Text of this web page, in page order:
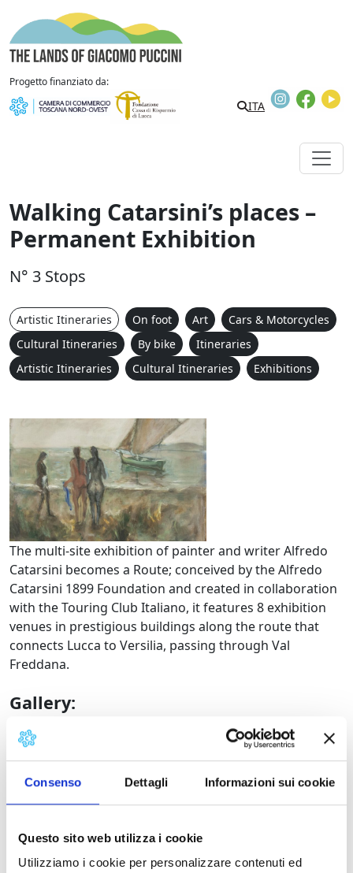
Consenso Dettagli Informazioni sui cookie
Questo sito web utilizza i cookie
Utilizziamo i cookie per personalizzare contenuti ed
Skip to content
Progetto finanziato da:
ITA
Instagram
Walking Catarsini’s places –
Permanent Exhibition
N° 3 Stops
Artistic Itineraries On foot Art
Cars & Motorcycles
Cultural Itineraries
By bike
Itineraries
Artistic Itineraries
Cultural Itineraries Exhibitions
Opera di Alfredo
The multi-site exhibition of painter and writer Alfredo
Catarsini becomes a Route; conceived by the Alfredo
Catarsini 1899 Foundation and created in collaboration
with the Touring Club Italiano, it features 8 exhibition
venues in prestigious buildings along the route that
connects Lucca to Versilia, passing through Val
Freddana.
Gallery:
Cammino i luoghi di CatarsiniCammino i luoghi di Catarsini
Descrizione
Stops: